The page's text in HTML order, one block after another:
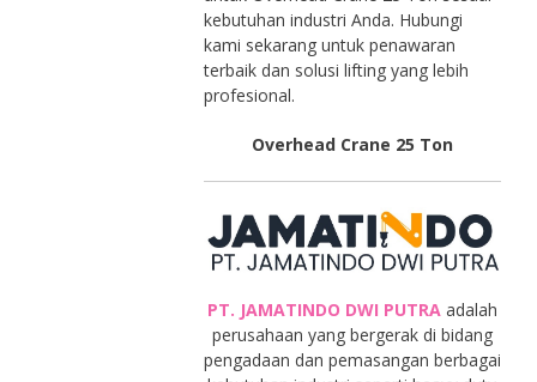
kebutuhan industri Anda. Hubungi
kami sekarang untuk penawaran
terbaik dan solusi lifting yang lebih
profesional.
Overhead Crane 25 Ton
PT. JAMATINDO DWI PUTRA adalah
perusahaan yang bergerak di bidang
pengadaan dan pemasangan berbagai